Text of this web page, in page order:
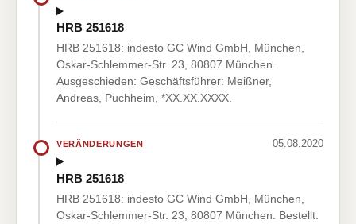
HRB 251618
HRB 251618: indesto GC Wind GmbH, München,
Oskar-Schlemmer-Str. 23, 80807 München.
Ausgeschieden: Geschäftsführer: Meißner,
Andreas, Puchheim, *XX.XX.XXXX.
VERÄNDERUNGEN 05.08.2020
HRB 251618
HRB 251618: indesto GC Wind GmbH, München,
Oskar-Schlemmer-Str. 23, 80807 München. Bestellt: